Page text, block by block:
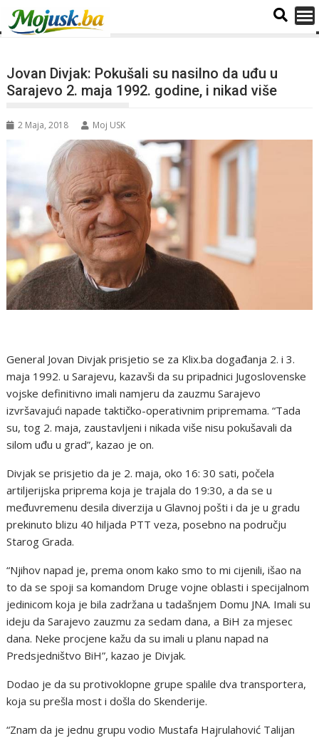
Jovan Divjak: Pokušali su nasilno da uđu u
Sarajevo 2. maja 1992. godine, i nikad više
2 Maja, 2018 Moj USK
General Jovan Divjak prisjetio se za Klix.ba događanja 2. i 3.
maja 1992. u Sarajevu, kazavši da su pripadnici Jugoslovenske
vojske definitivno imali namjeru da zauzmu Sarajevo
izvršavajući napade taktičko-operativnim pripremama. “Tada
su, tog 2. maja, zaustavljeni i nikada više nisu pokušavali da
silom uđu u grad”, kazao je on.
Divjak se prisjetio da je 2. maja, oko 16: 30 sati, počela
artiljerijska priprema koja je trajala do 19:30, a da se u
međuvremenu desila diverzija u Glavnoj pošti i da je u gradu
prekinuto blizu 40 hiljada PTT veza, posebno na području
Starog Grada.
“Njihov napad je, prema onom kako smo to mi cijenili, išao na
to da se spoji sa komandom Druge vojne oblasti i specijalnom
jedinicom koja je bila zadržana u tadašnjem Domu JNA. Imali su
ideju da Sarajevo zauzmu za sedam dana, a BiH za mjesec
dana. Neke procjene kažu da su imali u planu napad na
Predsjedništvo BiH”, kazao je Divjak.
Dodao je da su protivoklopne grupe spalile dva transportera,
koja su prešla most i došla do Skenderije.
“Znam da je jednu grupu vodio Mustafa Hajrulahović Talijan